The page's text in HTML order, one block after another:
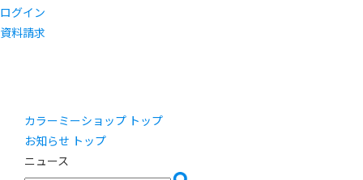
ログイン
資料請求
カラーミーショップ トップ
お知らせ トップ
ニュース